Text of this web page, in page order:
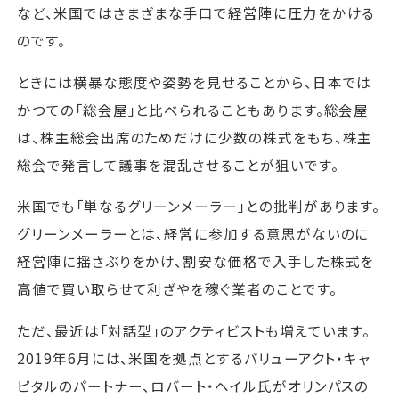
など、米国ではさまざまな手口で経営陣に圧力をかける
のです。
ときには横暴な態度や姿勢を見せることから、日本では
かつての「総会屋」と比べられることもあります。総会屋
は、株主総会出席のためだけに少数の株式をもち、株主
総会で発言して議事を混乱させることが狙いです。
米国でも「単なるグリーンメーラー」との批判があります。
グリーンメーラーとは、経営に参加する意思がないのに
経営陣に揺さぶりをかけ、割安な価格で入手した株式を
高値で買い取らせて利ざやを稼ぐ業者のことです。
ただ、最近は「対話型」のアクティビストも増えています。
2019年6月には、米国を拠点とするバリューアクト・キャ
ピタルのパートナー、ロバート・ヘイル氏がオリンパスの